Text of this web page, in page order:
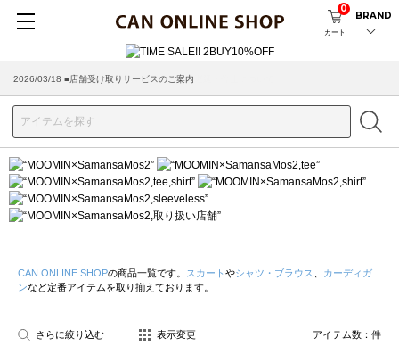
カート
0
BRAND
2026/03/18 ■店舗受け取りサービスのご案内
CAN ONLINE SHOPの商品一覧です。 スカート やシャツ・ブラウス
カーディガ
ンなど定番アイテムを取り揃えております。
さらに絞り込む 表示変更 アイテム数： 件